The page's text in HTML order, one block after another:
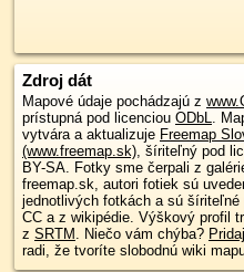
Zdroj dát
Mapové údaje pochádzajú z
prístupná pod licenciou ODbL.
vytvára a aktualizuje Freemap
(www.freemap.sk), šíriteľný pod
BY-SA. Fotky sme čerpali z
freemap.sk, autori fotiek sú
jednotlivých fotkách a sú šíriteľné
CC a z wikipédie. Výškový profil
z SRTM . Niečo vám chýba?
radi, že tvoríte slobodnú wiki